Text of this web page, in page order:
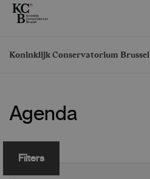
Skip
Koninklijk Conservatorium Brussel
Agenda
Filters